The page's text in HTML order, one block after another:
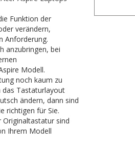
Funktion der
verändern,
Anforderung.
anzubringen, bei
Modell.
noch kaum zu
das Tastaturlayout
ändern, dann sind
richtigen für Sie.
Originaltastatur sind
Ihrem Modell